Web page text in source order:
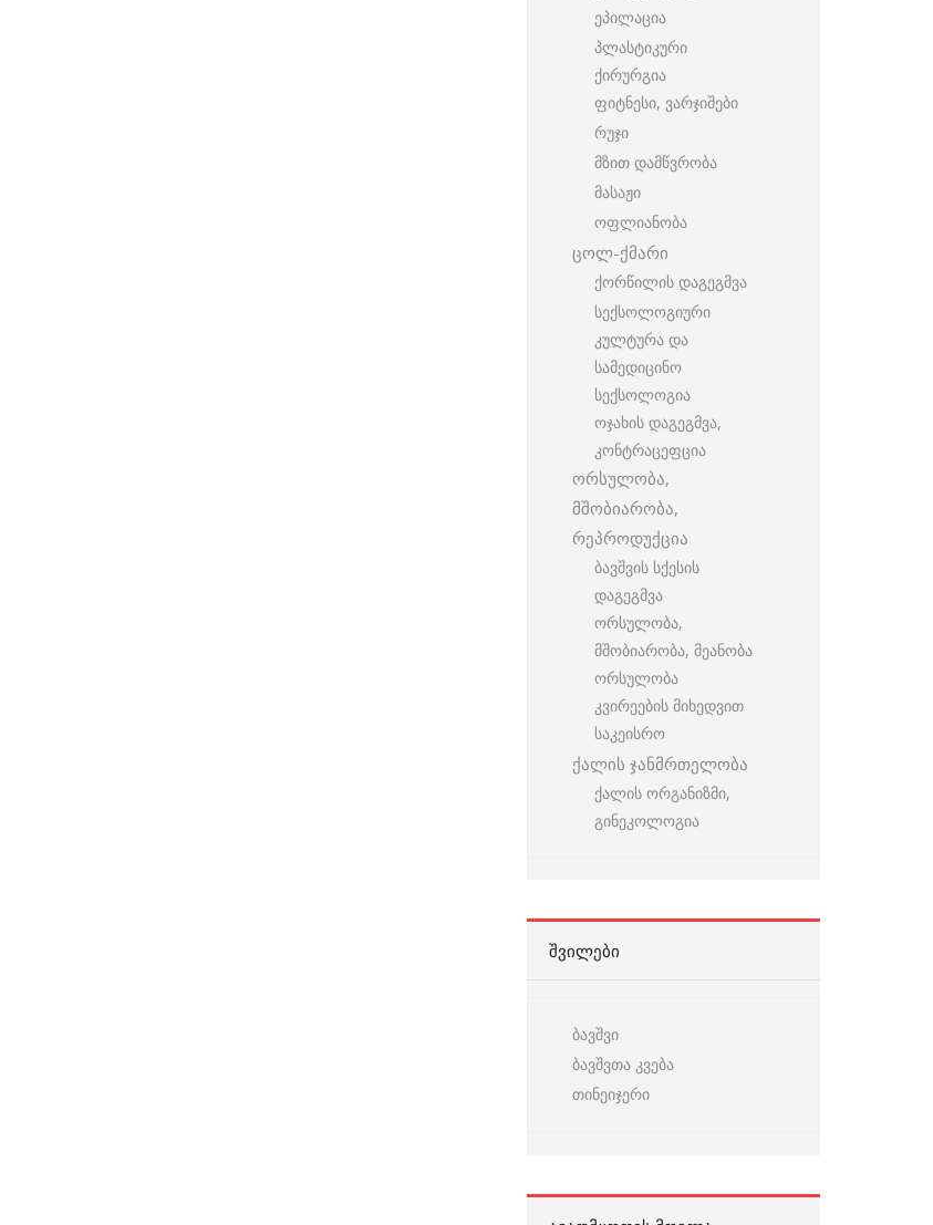
ეპილაცია
პლასტიკური
ქირურგია
ფიტნესი, ვარჯიშები
რუჯი
მზით დამწვრობა
მასაჟი
ოფლიანობა
ცოლ-ქმარი
ქორწილის დაგეგმვა
სექსოლოგიური
კულტურა და
სამედიცინო
სექსოლოგია
ოჯახის დაგეგმვა,
კონტრაცეფცია
ორსულობა,
მშობიარობა,
რეპროდუქცია
ბავშვის სქესის
დაგეგმვა
ორსულობა,
მშობიარობა, მეანობა
ორსულობა
კვირეების მიხედვით
საკეისრო
ქალის ჯანმრთელობა
ქალის ორგანიზმი,
გინეკოლოგია
ᲨᲕᲘᲚᲔᲑᲘ
ბავშვი
ბავშვთა კვება
თინეიჯერი